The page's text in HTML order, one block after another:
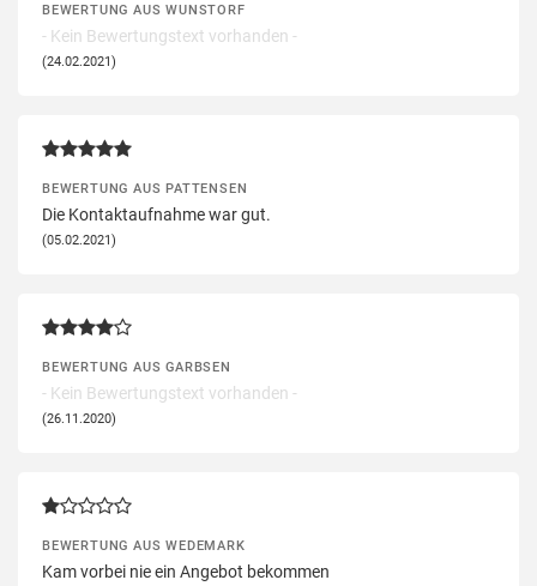
BEWERTUNG AUS WUNSTORF
- Kein Bewertungstext vorhanden -
(24.02.2021)
BEWERTUNG AUS PATTENSEN
Die Kontaktaufnahme war gut.
(05.02.2021)
BEWERTUNG AUS GARBSEN
- Kein Bewertungstext vorhanden -
(26.11.2020)
BEWERTUNG AUS WEDEMARK
Kam vorbei nie ein Angebot bekommen